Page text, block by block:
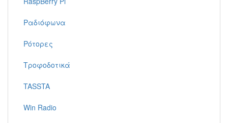
Ραδιόφωνα
Ρότορες
Τροφοδοτικά
TASSTA
Win Radio